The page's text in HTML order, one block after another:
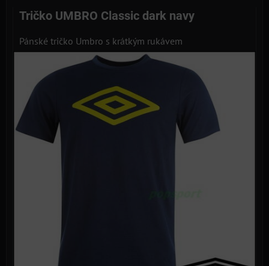
Tričko UMBRO Classic dark navy
Pánské tričko Umbro s krátkým rukávem